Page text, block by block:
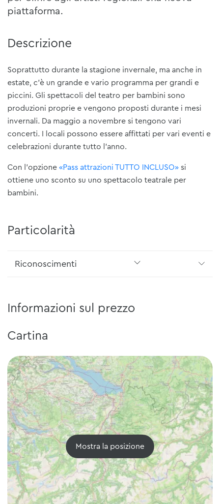
piattaforma.
Descrizione
Soprattutto durante la stagione invernale, ma anche in
estate, c'è un grande e vario programma per grandi e
piccini. Gli spettacoli del teatro per bambini sono
produzioni proprie e vengono proposti durante i mesi
invernali. Da maggio a novembre si tengono vari
concerti. I locali possono essere affittati per vari eventi e
celebrazioni durante tutto l'anno.
Con l'opzione «Pass attrazioni TUTTO INCLUSO» si
ottiene uno sconto su uno spettacolo teatrale per
bambini.
Particolarità
Riconoscimenti
Informazioni sul prezzo
Cartina
Mostra la posizione